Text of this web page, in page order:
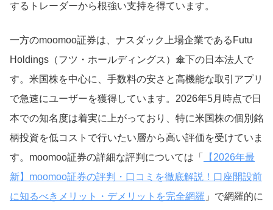
するトレーダーから根強い支持を得ています。
一方のmoomoo証券は、ナスダック上場企業であるFutu
Holdings（フツ・ホールディングス）傘下の日本法人で
す。米国株を中心に、手数料の安さと高機能な取引アプリ
で急速にユーザーを獲得しています。2026年5月時点で日
本での知名度は着実に上がっており、特に米国株の個別銘
柄投資を低コストで行いたい層から高い評価を受けていま
す。moomoo証券の詳細な評判については「
【2026年最
新】moomoo証券の評判・口コミを徹底解説！口座開設前
に知るべきメリット・デメリットを完全網羅 」で網羅的に